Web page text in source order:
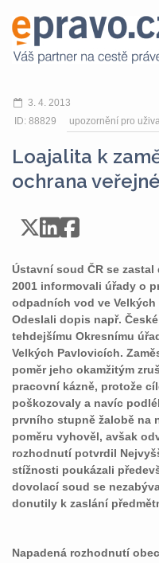
3. 4. 2013
ID: 88829
upozornění pro
Loajalita k
ochrana
Ústavní soud ČR se
2001 informovali úřady o
odpadních vod ve
Odeslali dopis např.
tehdejšímu Okresnímu
Velkých Pavlovicích.
poměr jeho okamžitým
pracovní kázně, protože
poškozovaly a navíc
prvního stupně žalobě na
poměru vyhověl, avšak
rozhodnutí potvrdil
stížnosti poukázali
dovolací soud se
donutily k zaslání
Napadená rozhodnutí